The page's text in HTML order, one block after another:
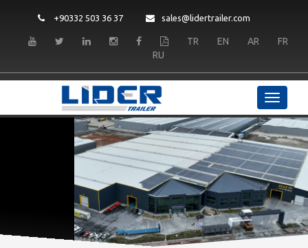
+90332 503 36 37 sales@lidertrailer.com
TR EN AR
FR
RU